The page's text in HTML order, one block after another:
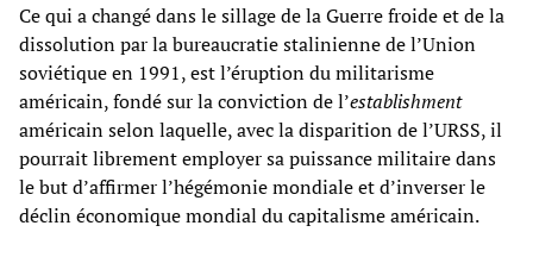
Ce qui a changé dans le sillage de la Guerre froide et de la
dissolution par la bureaucratie stalinienne de l’Union
soviétique en 1991, est l’éruption du militarisme
américain, fondé sur la conviction de l’establishment
américain selon laquelle, avec la disparition de l’URSS, il
pourrait librement employer sa puissance militaire dans
le but d’affirmer l’hégémonie mondiale et d’inverser le
déclin économique mondial du capitalisme américain.